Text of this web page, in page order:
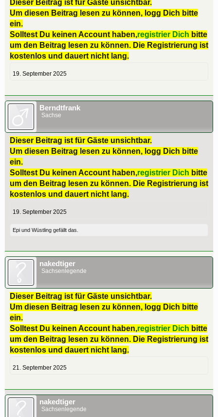
Dieser Beitrag ist für Gäste unsichtbar.
Um diesen Beitrag lesen zu können, logg Dich bitte
ein.
Solltest Du keinen Account haben,registrier Dich bitte
um den Beitrag lesen zu können. Die Registrierung ist
kostenlos und dauert nicht lang.
19. September 2025
Berndtfrank
Sachse
Dieser Beitrag ist für Gäste unsichtbar.
Um diesen Beitrag lesen zu können, logg Dich bitte
ein.
Solltest Du keinen Account haben,registrier Dich bitte
um den Beitrag lesen zu können. Die Registrierung ist
kostenlos und dauert nicht lang.
19. September 2025
Epi und Wüstling gefällt das.
nakedtiger
Sachsenlegende
Dieser Beitrag ist für Gäste unsichtbar.
Um diesen Beitrag lesen zu können, logg Dich bitte
ein.
Solltest Du keinen Account haben,registrier Dich bitte
um den Beitrag lesen zu können. Die Registrierung ist
kostenlos und dauert nicht lang.
21. September 2025
nakedtiger
Sachsenlegende